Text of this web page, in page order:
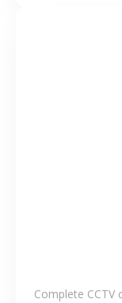
Complete CCTV